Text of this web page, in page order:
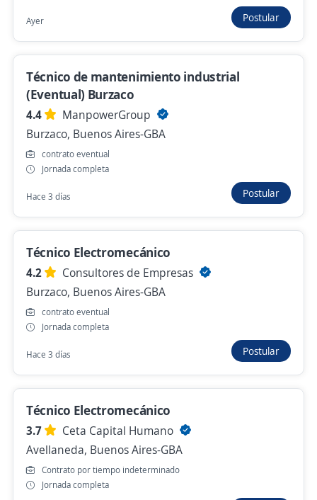
Hace 3 días
Técnico en Refrigeración o
Electromecánico Metalúrgica en Villa Lynch
4,2
Servicio Personal Eventual (Decide
SRL)
Villa Luzuriaga, Buenos Aires-GBA
Hace 2 días
Operarios Técnicos Electromecánicos, para
Maquinista
EstrategiaRRHH
Virrey del Pino, Buenos Aires-GBA
Hace 2 días
Anterior Siguiente
Nuevas ofertas de empleo
Empleos similares
Ayer Postular
Técnico de mantenimiento industrial
(Eventual) Burzaco
4.4
ManpowerGroup
Burzaco, Buenos Aires-GBA
contrato eventual
Jornada completa
Hace 3 días Postular
Técnico Electromecánico
4.2
Consultores de Empresas
Burzaco, Buenos Aires-GBA
contrato eventual
Jornada completa
Hace 3 días Postular
Técnico Electromecánico
3.7
Ceta Capital Humano
Avellaneda, Buenos Aires-GBA
Contrato por tiempo indeterminado
Jornada completa